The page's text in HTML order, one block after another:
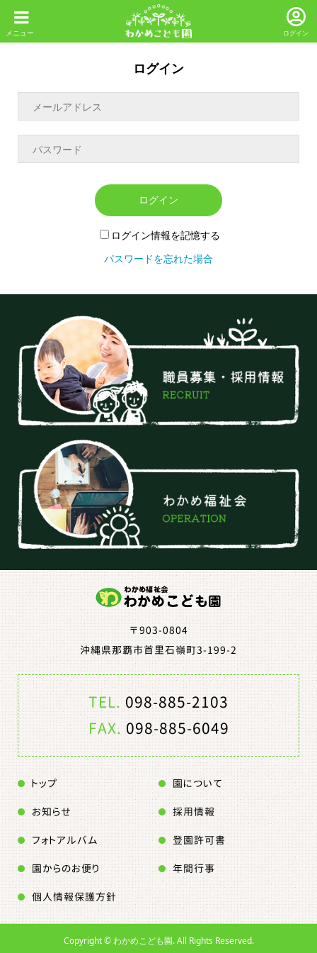
ログイン
ログイン
ログイン
ログイン情報を記憶する
パスワードを忘れた場合
〒903-0804
沖縄県那覇市首里石嶺町3-199-2
TEL.098-885-2103
FAX.098-885-6049
トップ 園について
園からのお便り
お知らせ 採用情報
年間行事
フォトアルバム 登園許可書
個人情報保護方針
Copyright ©わかめこども園. All Rights Reserved.